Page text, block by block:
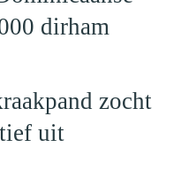
dirham
zocht
uit